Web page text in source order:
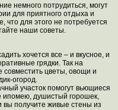
немного потрудиться, могут
для приятного отдыха и
что для этого не потребуется
наши советы.
хочется все ­– и вкусное, и
грядки. Так на
цветы, овощи и
огород.
участок помогут вьющиеся
ипомею, душистый горошек,
вы получите живые стены из